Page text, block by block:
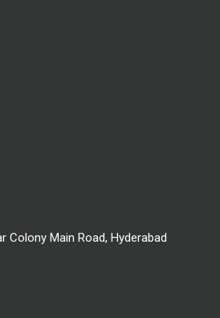
Colony Main Road, Hyderabad